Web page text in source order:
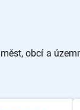
obcí a